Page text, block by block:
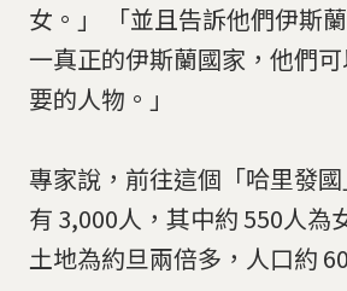
女。」 「並且告訴他們伊斯
一真正的伊斯蘭國家，他們
要的人物。」
專家說，前往這個「哈里發
有 3,000人，其中約 550人為
土地為約旦兩倍多，人口約